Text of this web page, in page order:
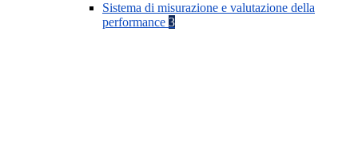
Sistema di misurazione e valutazione della
performance 3